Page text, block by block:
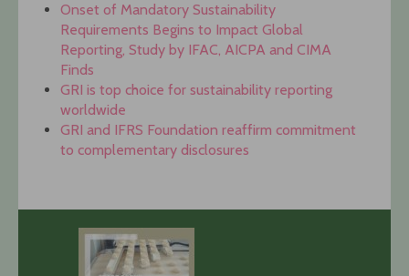
Onset of Mandatory Sustainability
Requirements Begins to Impact Global
Reporting, Study by IFAC, AICPA and CIMA
Finds
GRI is top choice for sustainability reporting
worldwide
GRI and IFRS Foundation reaffirm commitment
to complementary disclosures